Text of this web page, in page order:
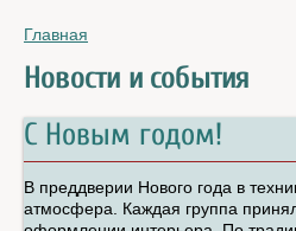
Главная
Новости и события
С Новым годом!
В преддверии Нового года в
атмосфера. Каждая группа